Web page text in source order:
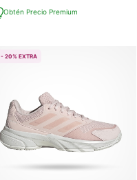
Obtén Precio Premium
- 20% EXTRA